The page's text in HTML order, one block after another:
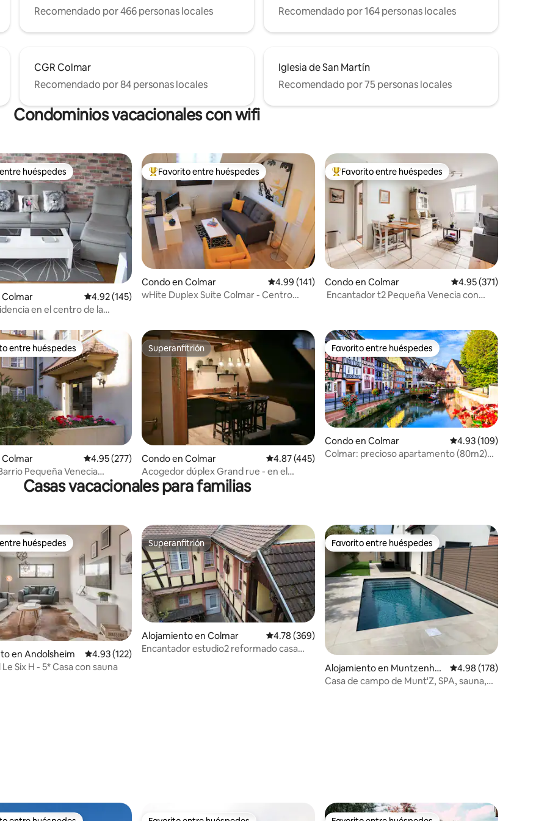
Recomendado por 466 personas locales
Recomendado por 164 personas locales
CGR Colmar
Recomendado por 84 personas locales
Iglesia de San Martín
Recomendado por 75 personas locales
Condominios vacacionales con wifi
de 5, 208 reseñas
huéspedes
huéspedes
Calificación promedio: 4.92 de 5, 145 reseñas
4.92 (145)
en el centro de la
Favorito entre huéspedes preferido
Favorito entre huéspedes
Condo en Colmar Calificación promedio: 4.99 de 5, 141 reseñas
4.99 (141)
wHite Duplex Suite Colmar - Centro
Favorito entre huéspedes preferido
Favorito entre huéspedes
Condo en Colmar Calificación promedio:
4.95 (371)
Encantador t2 Pequeña Venecia con
de 5, 438 reseñas
huéspedes preferido
entre huéspedes
Calificación promedio: 4.95 de 5, 277 reseñas
4.95 (277)
Pequeña Venecia
gratuito
Superanfitrión
Superanfitrión
Condo en Colmar Calificación promedio: 4.87 de 5, 445 reseñas
4.87 (445)
Acogedor dúplex Grand rue - en el
centro de Colmar
Favorito entre huéspedes
Favorito entre huéspedes
Condo en Colmar Calificación promedio:
4.93 (109)
Colmar: precioso apartamento (80m2)
Casas vacacionales para familias
de 5, 146 reseñas
huéspedes
huéspedes
en Andolsheim Calificación promedio: 4.93 de 5, 122 reseñas
4.93 (122)
Six H - 5* Casa con sauna
Superanfitrión
Superanfitrión
Alojamiento en Colmar Calificación promedio: 4.78 de 5, 369 reseñas
4.78 (369)
Encantador estudio2 reformado casa
Favorito entre huéspedes
Favorito entre huéspedes
Alojamiento en Muntzenhei
m
Calificación promedio:
4.98 (178)
Casa de campo de Munt'Z, SPA, sauna,